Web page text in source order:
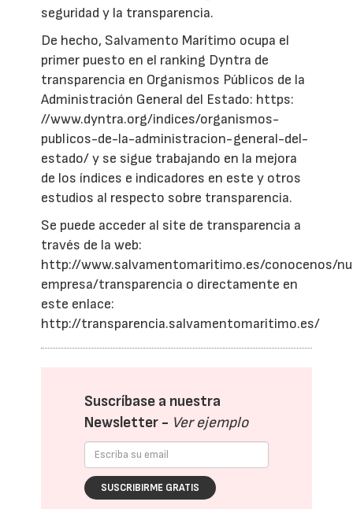
seguridad y la transparencia.
De hecho, Salvamento Marítimo ocupa el
primer puesto en el ranking Dyntra de
transparencia en Organismos Públicos de la
Administración General del Estado: https:
//www.dyntra.org/indices/organismos-
publicos-de-la-administracion-general-del-
estado/ y se sigue trabajando en la mejora
de los índices e indicadores en este y otros
estudios al respecto sobre transparencia.
Se puede acceder al site de transparencia a
través de la web:
http://www.salvamentomaritimo.es/conocenos/
empresa/transparencia o directamente en
este enlace:
http://transparencia.salvamentomaritimo.es/
Suscríbase a nuestra
Newsletter - Ver ejemplo
SUSCRIBIRME GRATIS